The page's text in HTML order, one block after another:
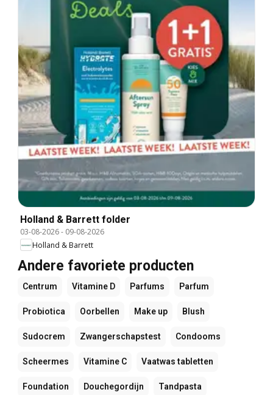
Holland & Barrett folder
03-08-2026- 09-08-2026
Holland & Barrett
Andere favoriete producten
Centrum Vitamine D Parfums Parfum
Probiotica Oorbellen Make up Blush
Sudocrem Zwangerschapstest Condooms
Scheermes Vitamine C Vaatwas tabletten
Foundation Douchegordijn Tandpasta